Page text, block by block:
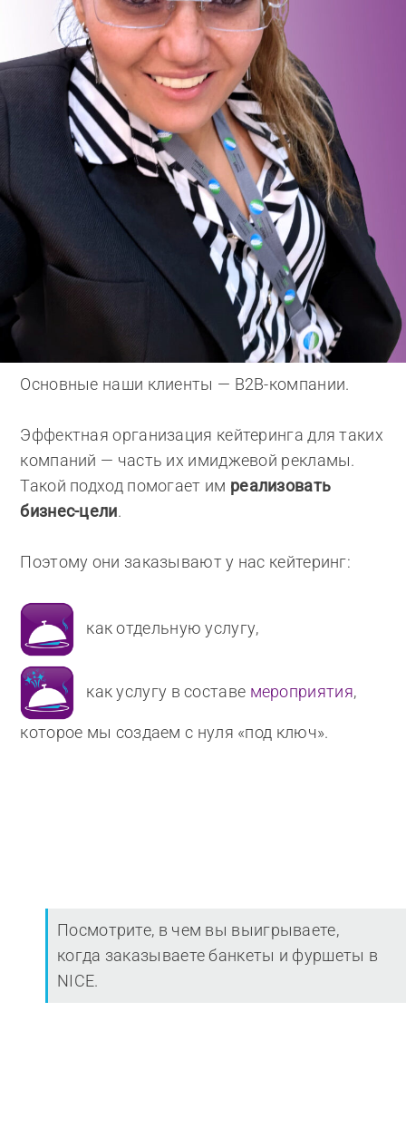
Основные наши клиенты — B2B-компании.
Эффектная организация кейтеринга для таких
компаний — часть их имиджевой рекламы.
Такой подход помогает им реализовать
бизнес-цели.
Поэтому они заказывают у нас кейтеринг:
как отдельную услугу,
как услугу в составе мероприятия,
которое мы создаем с нуля «под ключ».
Посмотрите, в чем вы выигрываете,
когда заказываете банкеты и фуршеты в
NICE.